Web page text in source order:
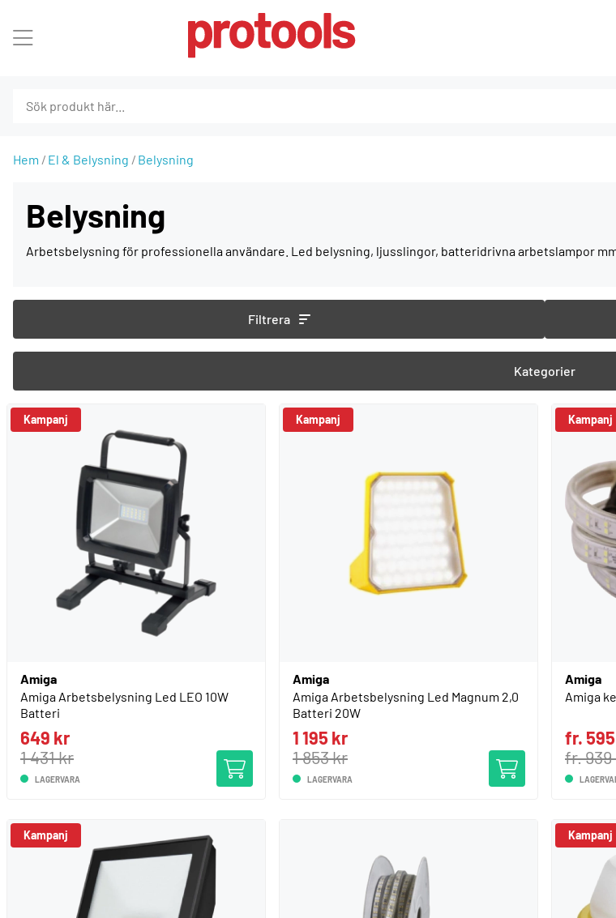
Hem El & Belysning Belysning
Belysning
Arbetsbelysning för professionella användare. Led belysning, ljusslingor, batteridrivna arbetslampor
Filtrera
Kategorier
Kampanj
Amiga
Amiga Arbetsbelysning Led LEO 10W
Batteri
649 kr
1 431 kr
LAGERVARA
Kampanj
Amiga
Amiga Arbetsbelysning Led Magnum 2,0
Batteri 20W
1 195 kr
1 853 kr
LAGERVARA
Kampanj
Amiga
Amiga
fr.
fr. 939
Kampanj Kampanj